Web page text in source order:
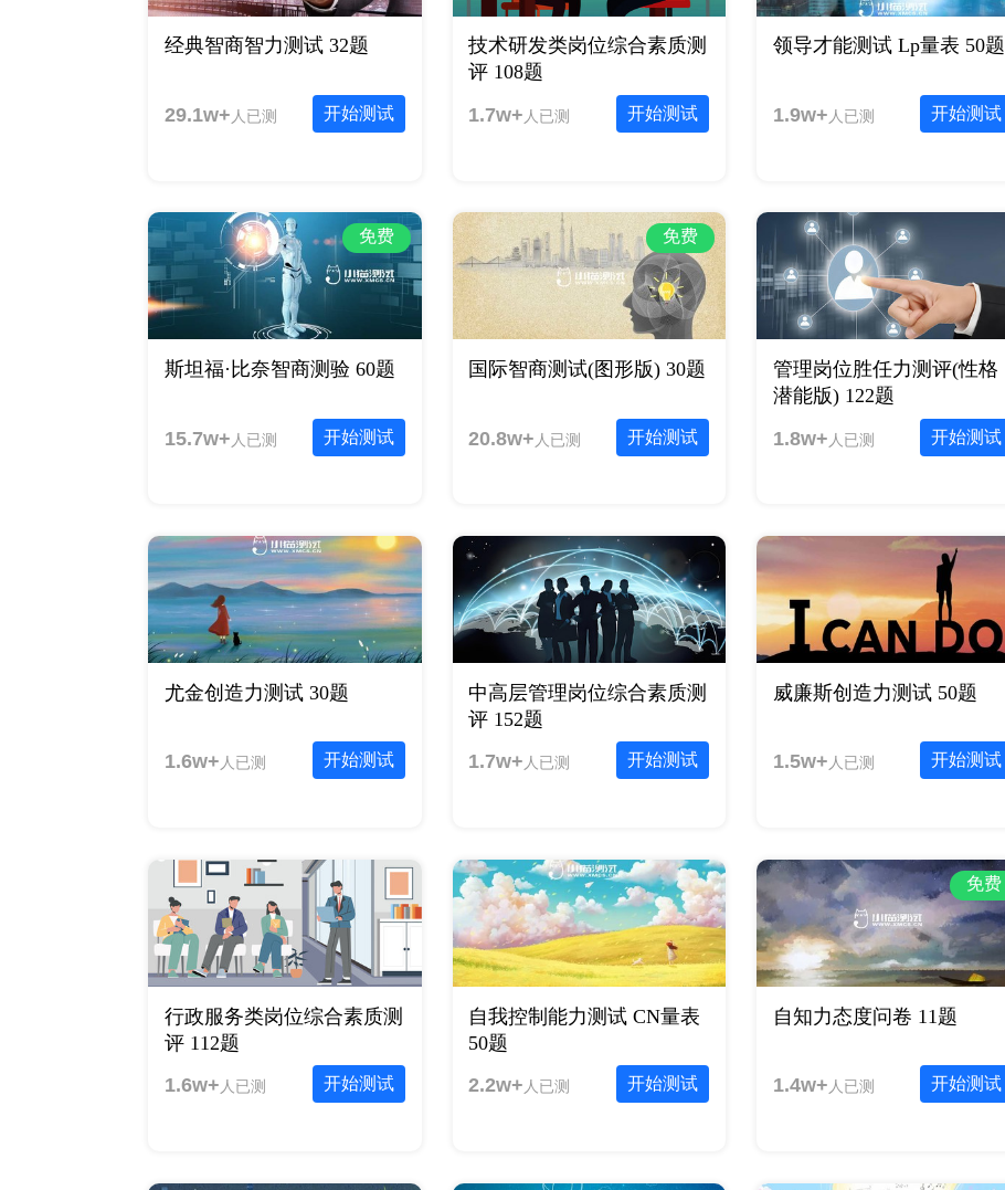
经典智商智力测试 32题
开始测试
29.1w+ 人已测
技术研发类岗位综合素质测
评 108题
开始测试
1.7w+ 人已测
领导才能测试 Lp量表 50题
开始测试
1.9w+ 人已测
免费
斯坦福·比奈智商测验 60题
开始测试
15.7w+ 人已测
免费
国际智商测试(图形版) 30题
开始测试
20.8w+ 人已测
管理岗位胜任力测评(性格
潜能版) 122题
开始测试
1.8w+ 人已测
尤金创造力测试 30题
开始测试
1.6w+ 人已测
中高层管理岗位综合素质测
评 152题
开始测试
1.7w+ 人已测
威廉斯创造力测试 50题
开始测试
1.5w+ 人已测
行政服务类岗位综合素质测
评 112题
开始测试
1.6w+ 人已测
自我控制能力测试 CN量表
50题
开始测试
2.2w+ 人已测
免费
自知力态度问卷 11题
开始测试
1.4w+ 人已测